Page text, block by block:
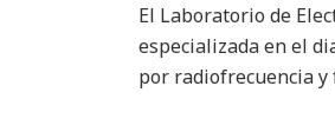
El Laboratorio de
especializada en el
por radiofrecuencia y